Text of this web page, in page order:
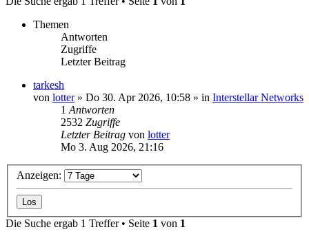
Themen
Antworten
Zugriffe
Letzter Beitrag
tarkesh
von lotter» Do 30. Apr 2026, 10:58 » in Interstellar Networks
1 Antworten
2532 Zugriffe
Letzter Beitrag von lotter
Mo 3. Aug 2026, 21:16
Anzeigen:
Die Suche ergab 1 Treffer • Seite 1 von 1